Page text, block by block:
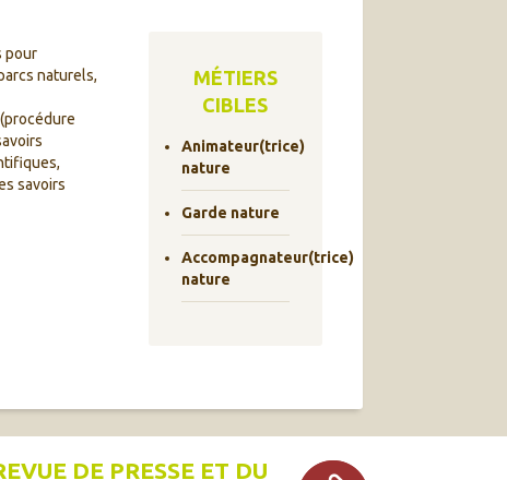
pour
naturels,
savoirs
MÉTIERS
CIBLES
Animateur(trice)
nature
Garde nature
Accompagnateur(trice)
nature
DE PRESSE ET DU